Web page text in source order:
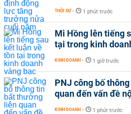
THỜI SỰ - 1 phút trước
Mi Hồng lên tiếng
tại trong kinh
KINH DOANH - 1 giờ trước
PNJ công bố
quan đến vấn đề
KINH DOANH - 1 phút trước